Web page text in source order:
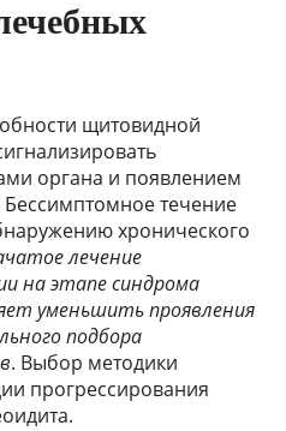
щитовидной
органа и появлением
течение
хронического
лечение
на этапе синдрома
уменьшить проявления
подбора
. Выбор методики
прогрессирования